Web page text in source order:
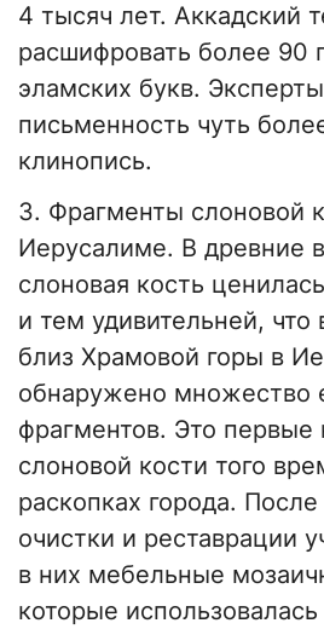
4 тысяч лет. Аккадский
расшифровать более 90
эламских букв.
письменность чуть
клинопись.
3. Фрагменты слоновой
Иерусалиме. В древние
слоновая кость
и тем удивительней, что
близ Храмовой горы в
обнаружено множество
фрагментов. Это первые
слоновой кости того
раскопках города.
очистки и реставрации
в них мебельные
которые